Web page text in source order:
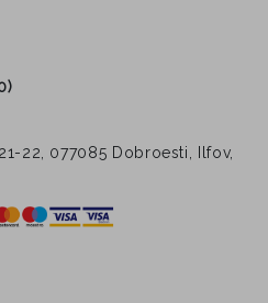
)
22, 077085 Dobroesti, Ilfov,